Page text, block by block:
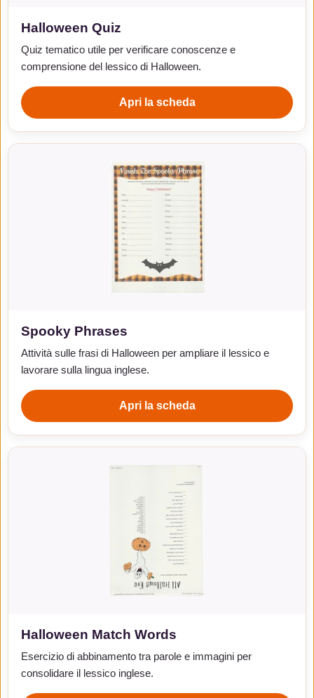
Halloween Quiz
Quiz tematico utile per verificare conoscenze e
comprensione del lessico di Halloween.
Apri la scheda
Spooky Phrases
Attività sulle frasi di Halloween per ampliare il lessico e
lavorare sulla lingua inglese.
Apri la scheda
Halloween Match Words
Esercizio di abbinamento tra parole e immagini per
consolidare il lessico inglese.